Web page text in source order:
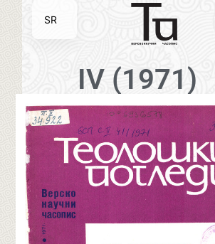
IV (1971)
SR
EN